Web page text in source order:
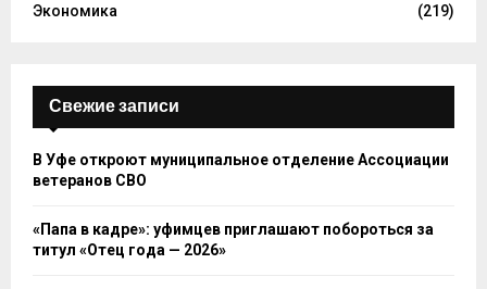
Экономика
(219)
Свежие записи
В Уфе откроют муниципальное отделение Ассоциации
ветеранов СВО
«Папа в кадре»: уфимцев приглашают побороться за
титул «Отец года — 2026»